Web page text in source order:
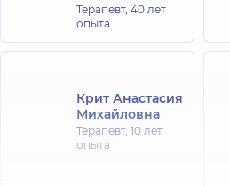
Терапевт, 40 лет
опыта
Крит Анастасия
Михайловна
Терапевт, 10 лет
опыта